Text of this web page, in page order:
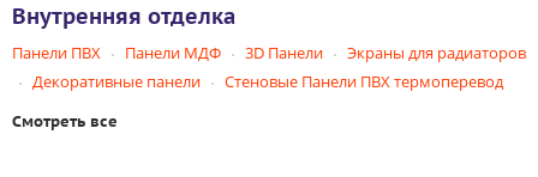
Внутренняя отделка
Панели ПВХ Панели МДФ 3D Панели
Экраны для радиаторов
Декоративные панели
Стеновые Панели ПВХ термоперевод
Смотреть все